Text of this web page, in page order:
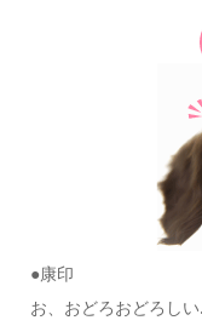
●康印
お、おどろおどろしい